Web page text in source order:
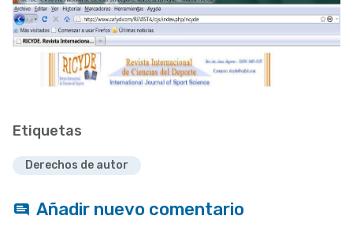
Etiquetas
Derechos de autor
Añadir nuevo comentario